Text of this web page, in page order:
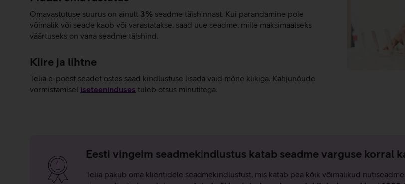
Omavastutuse suurus on ainult 3% seadme täishinnast. Kui parandamine pole
võimalik või seade kaob või varastatakse, saad uue seadme, mille maksimaalseks
väärtuseks on vana seadme täishind.
Kiire ja lihtne
Telia e-poest seadet ostes saad kindlustuse lisada vaid mõne klikiga. Kahjunõude
vormistamisel iseteeninduses tuleb otsus minutitega.
Eesti vingeim seadmekindlustus katab seadme varguse korral
Telia pakub oma klientidele seadmekindlustust, mis katab pea kõik võimalikud